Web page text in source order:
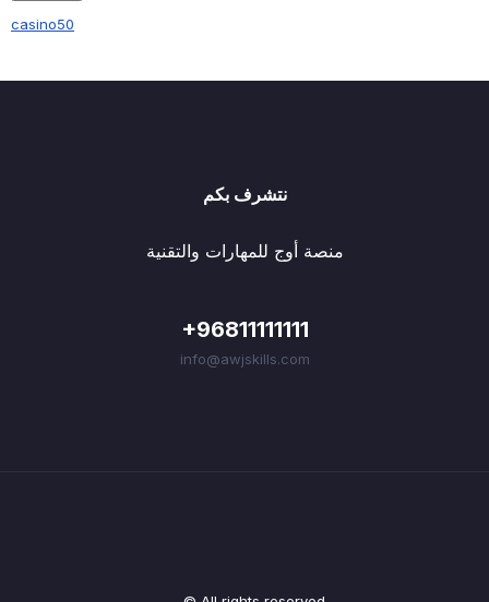
casino50
نتشرف بكم
منصة أوج للمهارات والتقنية
+96811111111
info@awjskills.com